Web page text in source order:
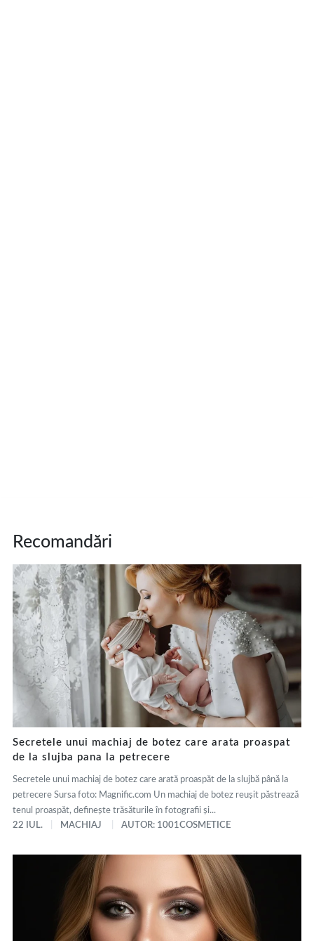
Recomandări
Secretele unui machiaj de botez care arata proaspat
de la slujba pana la petrecere
Secretele unui machiaj de botez care arată proaspăt de la slujbă până la
petrecere Sursa foto: Magnific.com Un machiaj de botez reușit păstrează
tenul proaspăt, definește trăsăturile în fotografii și...
22 IUL.
MACHIAJ AUTOR: 1001COSMETICE